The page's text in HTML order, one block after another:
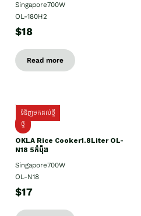
Singapore700W
OL-180H2
$18
Read more
ទំនិញមកដល់ថ្មី
ថ្មី
OKLA Rice Cooker1.8Liter OL-
N18 5កំប៉ុង
Singapore700W
OL-N18
$17